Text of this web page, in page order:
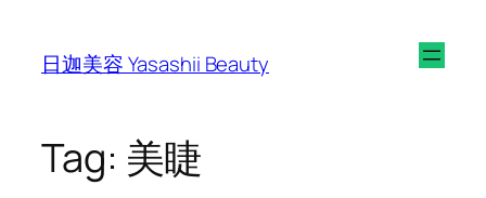
日迦美容 Yasashii Beauty
Tag: 美睫